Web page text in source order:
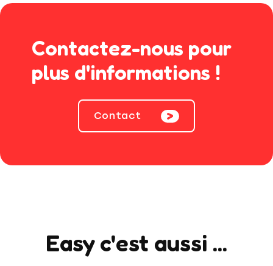
Contactez-nous pour
plus d'informations !
Contact
Easy c'est aussi ...